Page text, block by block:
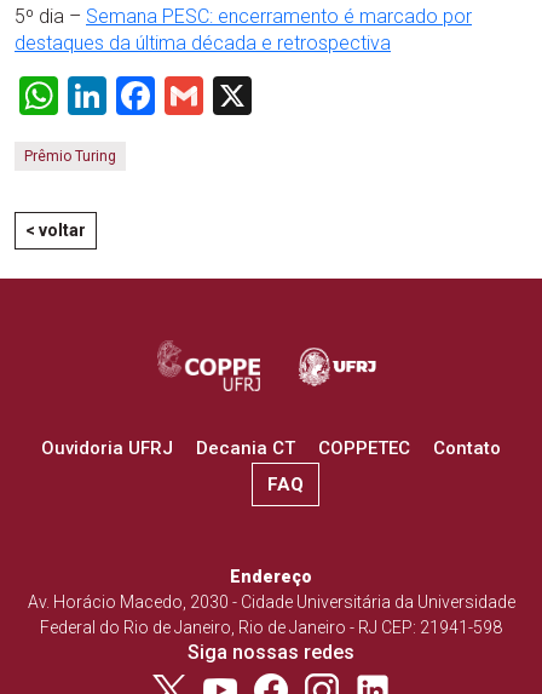
5º dia – Semana PESC: encerramento é marcado por
destaques da última década e retrospectiva
WhatsApp
LinkedIn
Facebook
Gmail
Prêmio Turing
< voltar
Ouvidoria UFRJ Decania CT COPPETEC
Contato
FAQ
Endereço
Av. Horácio Macedo, 2030 - Cidade Universitária da Universidade
Federal do Rio de Janeiro, Rio de Janeiro - RJ CEP: 21941-598
Siga nossas redes